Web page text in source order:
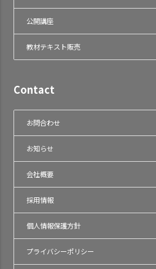
公開講座
教材テキスト販売
Contact
お問合わせ
お知らせ
会社概要
採用情報
個人情報保護方針
プライバシーポリシー